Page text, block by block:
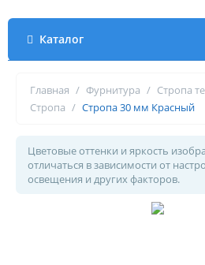
Каталог
Главная / Фурнитура / Стропа
Стропа / Стропа 30 мм Красный
Цветовые оттенки и яркость
отличаться в зависимости от
освещения и других факторов.